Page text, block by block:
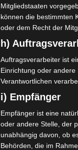
Mitgliedstaaten
können die bestimmten
oder dem Recht der
h)
Auftragsverarbeiter ist
Einrichtung oder
Verantwortlichen
i) Empfänger
Empfänger ist eine
oder andere Stelle, der
unabhängig davon, ob
Behörden, die im